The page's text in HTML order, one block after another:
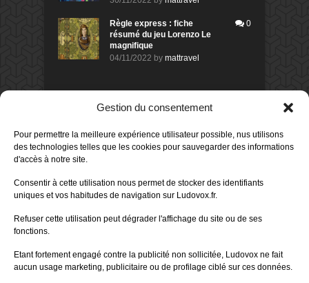
Gestion du consentement
Pour permettre la meilleure expérience utilisateur possible, nus utilisons
des technologies telles que les cookies pour sauvegarder des informations
d'accès à notre site.
Consentir à cette utilisation nous permet de stocker des identifiants
uniques et vos habitudes de navigation sur Ludovox.fr.
Refuser cette utilisation peut dégrader l'affichage du site ou de ses
fonctions.
Etant fortement engagé contre la publicité non sollicitée, Ludovox ne fait
aucun usage marketing, publicitaire ou de profilage ciblé sur ces données.
Règle express : fiche
résumé du jeu Lorenzo Le
magnifique
04/11/2022 by mattravel
0
DERNIERS AVIS DES MEMBRES
Avis de
Sur le jeu Collect!
il y a 1 jour
Avis demorlockbob
Sur le jeu Detective Box - Ciao
Publié leil y a 3 jours
80%
Sur le jeu Detective Box - Ciao
Bella